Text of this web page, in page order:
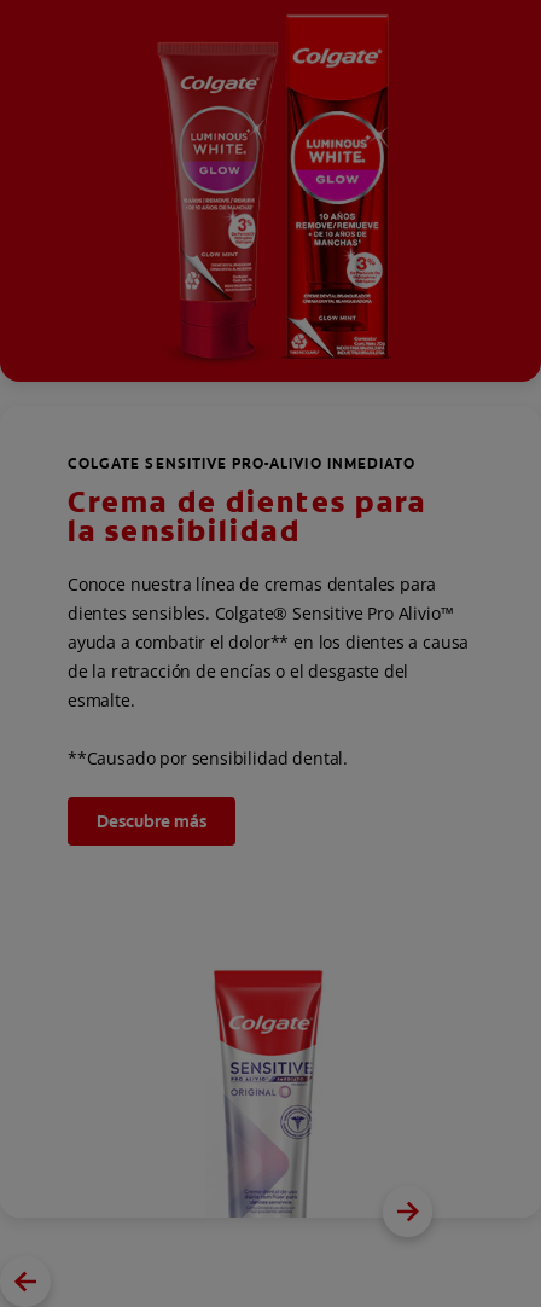
COLGATE SENSITIVE PRO-ALIVIO INMEDIATO
Crema de dientes para
la sensibilidad
Conoce nuestra línea de cremas dentales para
dientes sensibles. Colgate® Sensitive Pro Alivio™
ayuda a combatir el dolor** en los dientes a causa
de la retracción de encías o el desgaste del
esmalte.
**Causado por sensibilidad dental.
Descubre más